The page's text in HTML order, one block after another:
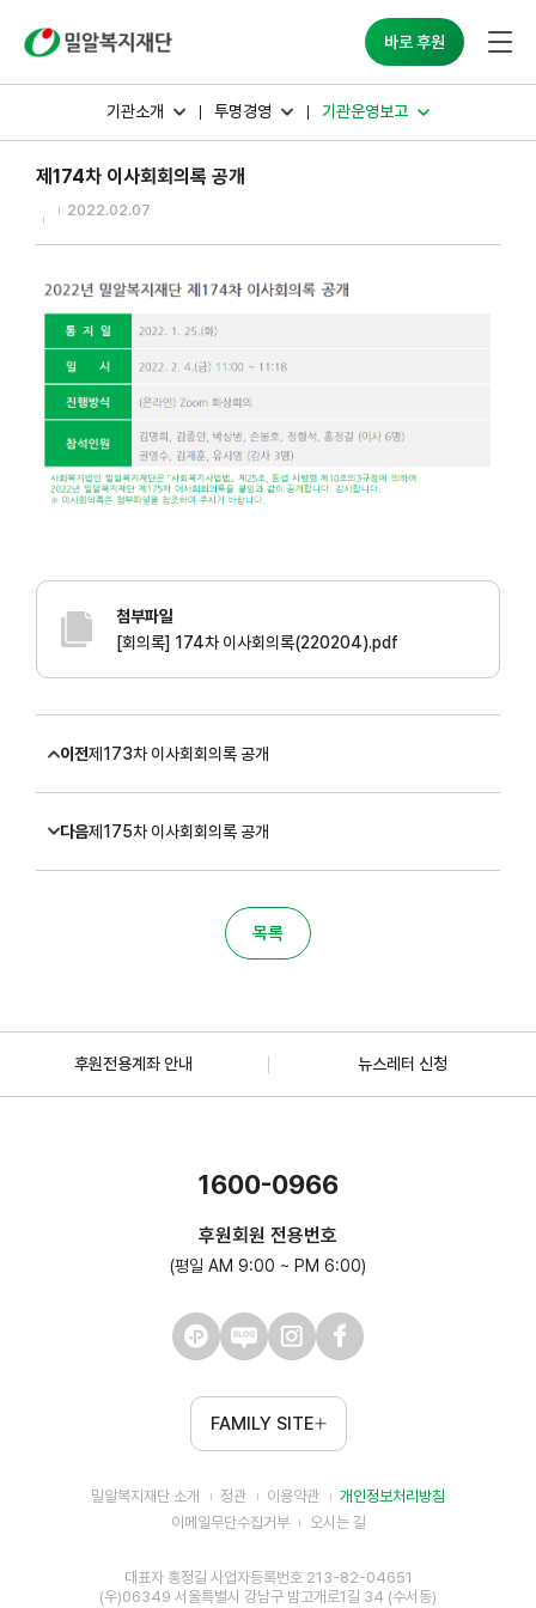
바로 후원
기관소개 투명경영 기관운영보고
제174차 이사회회의록 공개
2022.02.07
첨부파일
[회의록] 174차 이사회의록(220204).pdf
이전제173차 이사회회의록 공개
다음제175차 이사회회의록 공개
목록
후원전용계좌 안내 뉴스레터 신청
1600-0966
후원회원 전용번호
(평일 AM 9:00 ~ PM 6:00)
FAMILY SITE
밀알복지재단 소개 정관 이용약관
개인정보처리방침
이메일무단수집거부
오시는 길
대표자 홍정길 사업자등록번호 213-82-04651
(우)06349 서울특별시 강남구 밤고개로1길 34 (수서동)